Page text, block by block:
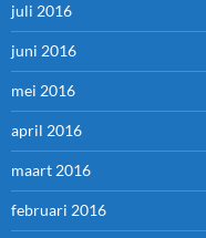
juli 2016
juni 2016
mei 2016
april 2016
maart 2016
februari 2016